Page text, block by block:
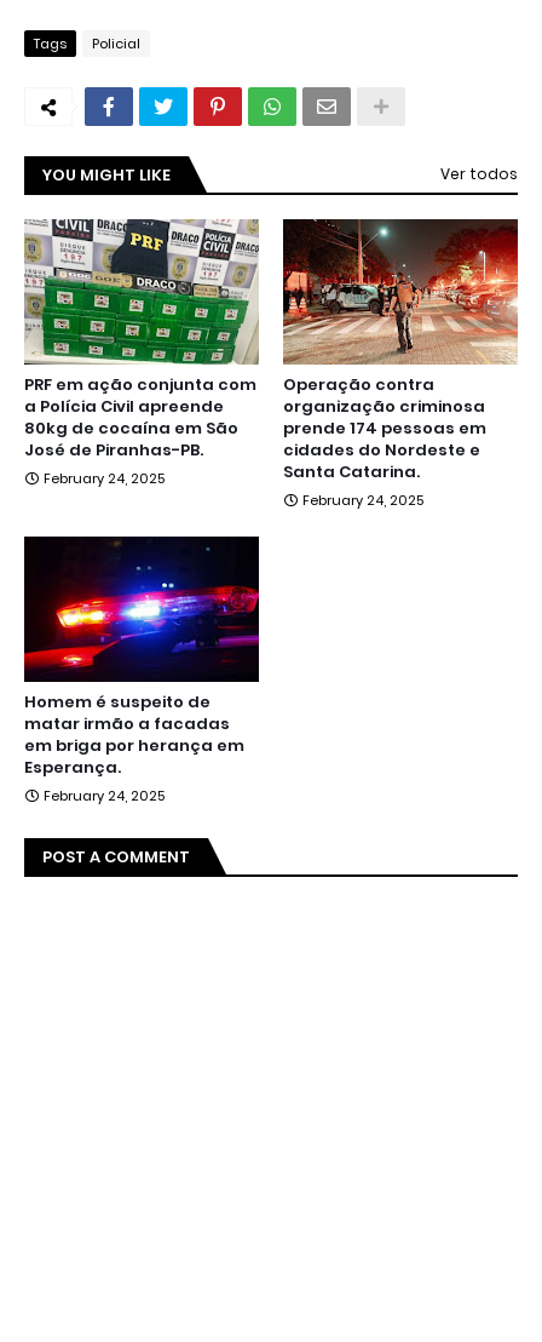
Tags Policial
YOU MIGHT LIKE Ver todos
PRF em ação conjunta com
a Polícia Civil apreende
80kg de cocaína em São
José de Piranhas-PB.
February 24, 2025
Operação contra
organização criminosa
prende 174 pessoas em
cidades do Nordeste e
Santa Catarina.
February 24, 2025
Homem é suspeito de
matar irmão a facadas
em briga por herança em
Esperança.
February 24, 2025
POST A COMMENT